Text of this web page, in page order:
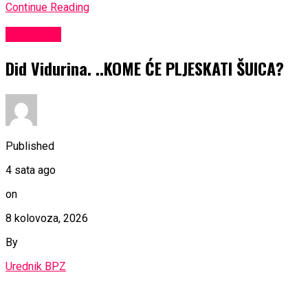
Continue Reading
Did Vidurina. ..KOME ĆE PLJESKATI ŠUICA?
Published
4 sata ago
on
8 kolovoza, 2026
By
Urednik BPZ